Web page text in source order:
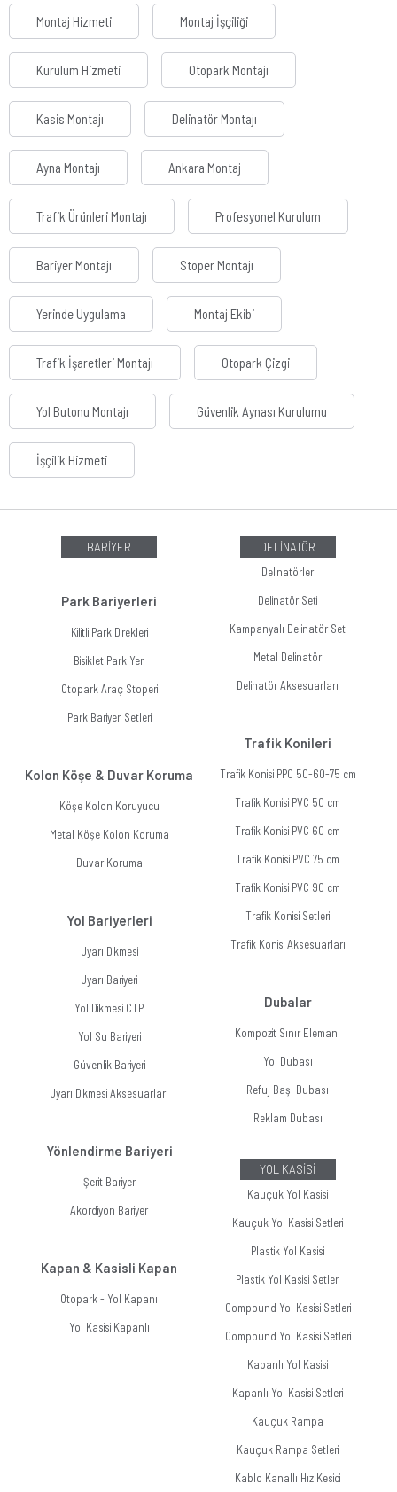
Montaj Hizmeti Montaj İşçiliği
Kurulum Hizmeti Otopark Montajı
Kasis Montajı Delinatör Montajı
Ayna Montajı Ankara Montaj
Trafik Ürünleri Montajı Profesyonel Kurulum
Bariyer Montajı Stoper Montajı
Yerinde Uygulama Montaj Ekibi
Trafik İşaretleri Montajı Otopark Çizgi
Yol Butonu Montajı Güvenlik Aynası Kurulumu
İşçilik Hizmeti
BARİYER
Park Bariyerleri
Kilitli Park Direkleri
Bisiklet Park Yeri
Otopark Araç Stoperi
Park Bariyeri Setleri
Kolon Köşe & Duvar Koruma
Köşe Kolon Koruyucu
Metal Köşe Kolon Koruma
Duvar Koruma
Yol Bariyerleri
Uyarı Dikmesi
Uyarı Bariyeri
Yol Dikmesi CTP
Yol Su Bariyeri
Güvenlik Bariyeri
Uyarı Dikmesi Aksesuarları
Yönlendirme Bariyeri
Şerit Bariyer
Akordiyon Bariyer
Kapan & Kasisli Kapan
Otopark - Yol Kapanı
Yol Kasisi Kapanlı
DELİNATÖR
Delinatörler
Delinatör Seti
Kampanyalı Delinatör Seti
Metal Delinatör
Delinatör Aksesuarları
Trafik Konileri
Trafik Konisi PPC 50-60-75 cm
Trafik Konisi PVC 50 cm
Trafik Konisi PVC 60 cm
Trafik Konisi PVC 75 cm
Trafik Konisi PVC 90 cm
Trafik Konisi Setleri
Trafik Konisi Aksesuarları
Dubalar
Kompozit Sınır Elemanı
Yol Dubası
Refuj Başı Dubası
Reklam Dubası
YOL KASİSİ
Kauçuk Yol Kasisi
Kauçuk Yol Kasisi Setleri
Plastik Yol Kasisi
Plastik Yol Kasisi Setleri
Compound Yol Kasisi Setleri
Compound Yol Kasisi Setleri
Kapanlı Yol Kasisi
Kapanlı Yol Kasisi Setleri
Kauçuk Rampa
Kauçuk Rampa Setleri
Kablo Kanallı Hız Kesici